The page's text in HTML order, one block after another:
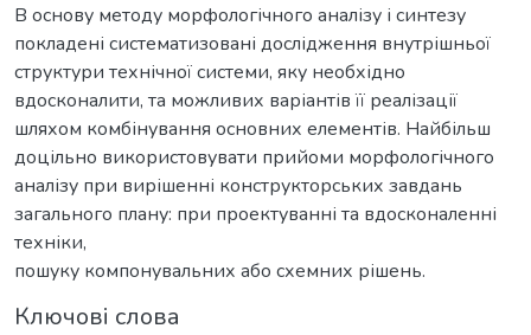
В основу методу морфологічного аналізу і синтезу
покладені систематизовані дослідження внутрішньої
структури технічної системи, яку необхідно
вдосконалити, та можливих варіантів її реалізації
шляхом комбінування основних елементів. Найбільш
доцільно використовувати прийоми морфологічного
аналізу при вирішенні конструкторських завдань
загального плану: при проектуванні та вдосконаленні
техніки,
пошуку компонувальних або схемних рішень.
Ключові слова